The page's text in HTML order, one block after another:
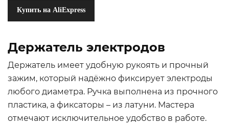
Купить на AliExpress
Держатель электродов
Держатель имеет удобную рукоять и прочный
зажим, который надёжно фиксирует электроды
любого диаметра. Ручка выполнена из прочного
пластика, а фиксаторы – из латуни. Мастера
отмечают исключительное удобство в работе.